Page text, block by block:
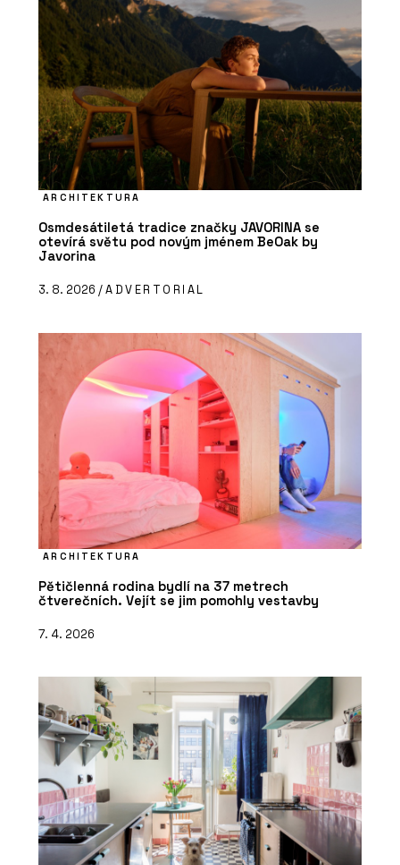
ARCHITEKTURA
Osmdesátiletá tradice značky JAVORINA se
otevírá světu pod novým jménem BeOak by
Javorina
3. 8. 2026 /ADVERTORIAL
ARCHITEKTURA
Pětičlenná rodina bydlí na 37 metrech
čtverečních. Vejít se jim pomohly vestavby
7. 4. 2026